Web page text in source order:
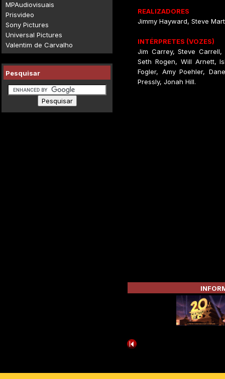
MPAudiovisuais
Prisvideo
Sony Pictures
Universal Pictures
Valentim de Carvalho
Pesquisar
REALIZADORES
Jimmy Hayward, Steve
INTÉRPRETES (VOZES)
Jim Carrey, Steve Carrell,
Seth Rogen, Will Arnett,
Fogler, Amy Poehler,
Pressly, Jonah Hill.